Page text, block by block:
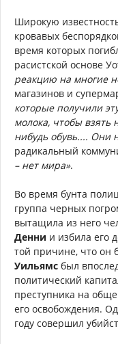
Широкую
кровавых
время которых
расистской основе
реакцию на многие
магазинов и
которые получили
молока, чтобы взять
нибудь обувь.... Они
радикальный
– нет мира».
Во время бунта
группа черных
вытащила из него
Денни и избила его
той причине, что он
Уильямс был
политический
преступника на
его освобождения.
году совершил